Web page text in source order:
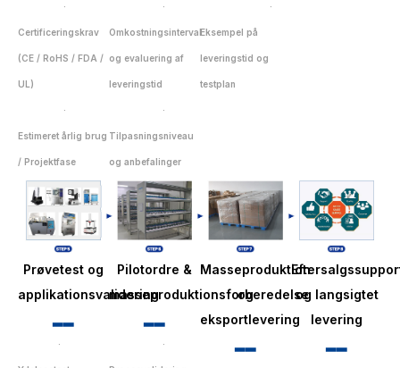
·
Certificeringskrav
(CE / RoHS / FDA /
UL)
·
Estimeret årlig brug
/ Projektfase
·
Omkostningsinterval
og evaluering af
leveringstid
·
Tilpasningsniveau
og anbefalinger
·
Eksempel på
leveringstid og
testplan
Prøvetest og
applikationsvalidering
▂▂
·
Pilotordre &
masseproduktionsforberedelse
▂▂
·
Masseproduktion
og
eksportlevering
▂▂
og langsigtet
levering
▂▂